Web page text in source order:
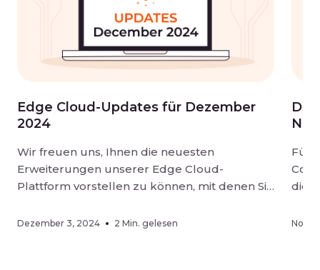
Edge Cloud-Updates für Dezember
2024
Wir freuen uns, Ihnen die neuesten
Erweiterungen unserer Edge Cloud-
Plattform vorstellen zu können, mit denen Sie
Kontrolle über Ihre Infrastruktur erhalten.
Dezember 3, 2024 2 Min. gelesen
Die
Für